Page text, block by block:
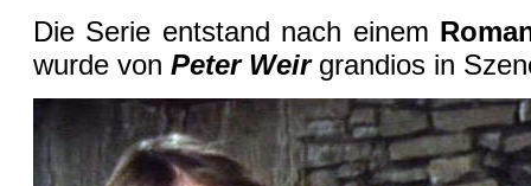
Die Serie entstand nach einem
wurde von Peter Weir grandios in